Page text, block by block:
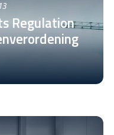
Regulation